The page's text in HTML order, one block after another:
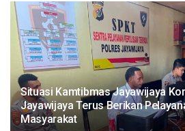
Situasi Kamtibmas Jayawijaya
Jayawijaya Terus Berikan
Masyarakat